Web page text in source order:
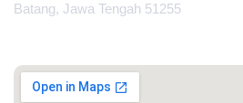
Batang, Jawa Tengah 51255